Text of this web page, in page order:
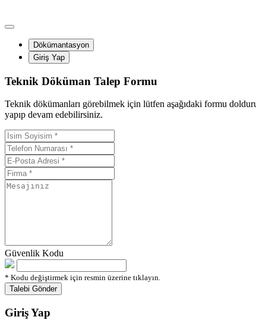
Dökümantasyon
Giriş Yap
Teknik Döküman Talep Formu
Teknik dökümanları görebilmek için lütfen aşağıdaki formu
yapıp devam edebilirsiniz.
Güvenlik Kodu
* Kodu değiştirmek için resmin üzerine tıklayın.
Giriş Yap